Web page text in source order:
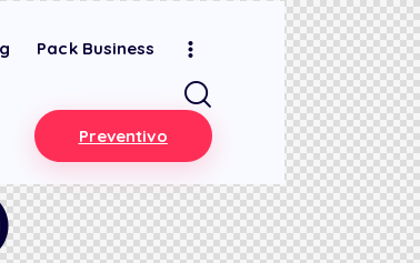
Pack Business
Preventivo